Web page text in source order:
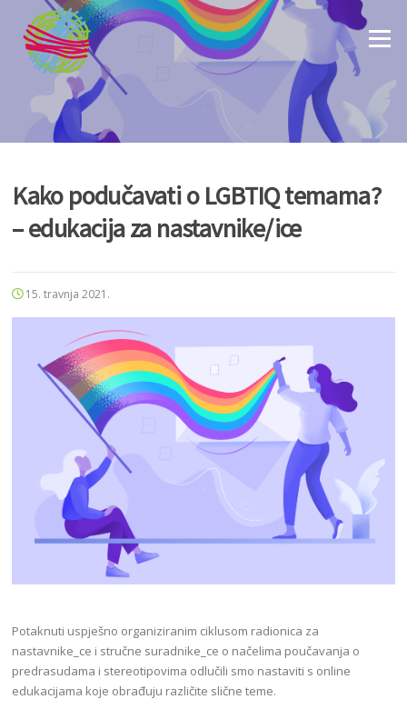
sadržaj
Izbornik
Kako podučavati o LGBTIQ temama?
– edukacija za nastavnike/ice
15. travnja 2021.
Potaknuti uspješno organiziranim ciklusom radionica za
nastavnike_ce i stručne suradnike_ce o načelima poučavanja o
predrasudama i stereotipovima odlučili smo nastaviti s online
edukacijama koje obrađuju različite slične teme.